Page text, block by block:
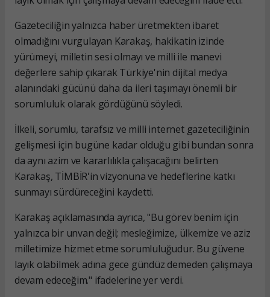
Gazeteciliğin yalnızca haber üretmekten ibaret
olmadığını vurgulayan Karakaş, hakikatin izinde
yürümeyi, milletin sesi olmayı ve milli ile manevi
değerlere sahip çıkarak Türkiye'nin dijital medya
alanındaki gücünü daha da ileri taşımayı önemli bir
sorumluluk olarak gördüğünü söyledi.
İlkeli, sorumlu, tarafsız ve milli internet gazeteciliğinin
gelişmesi için bugüne kadar olduğu gibi bundan sonra
da aynı azim ve kararlılıkla çalışacağını belirten
Karakaş, TİMBİR'in vizyonuna ve hedeflerine katkı
sunmayı sürdüreceğini kaydetti.
Karakaş açıklamasında ayrıca, "Bu görev benim için
yalnızca bir unvan değil; mesleğimize, ülkemize ve aziz
milletimize hizmet etme sorumluluğudur. Bu güvene
layık olabilmek adına gece gündüz demeden çalışmaya
devam edeceğim." ifadelerine yer verdi.